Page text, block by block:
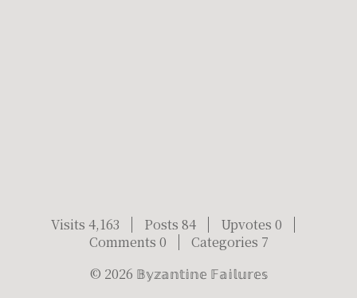
Visits 4,163 Posts 84
Upvotes 0
Comments 0
Categories 7
© 2026 𝔹𝕪𝕫𝕒𝕟𝕥𝕚𝕟𝕖 𝔽𝕒𝕚𝕝𝕦𝕣𝕖𝕤